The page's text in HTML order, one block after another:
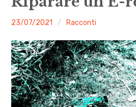
Numeri
Call
Rubriche
Contatti
malgrado
mosche
23/07/2021 Racconti